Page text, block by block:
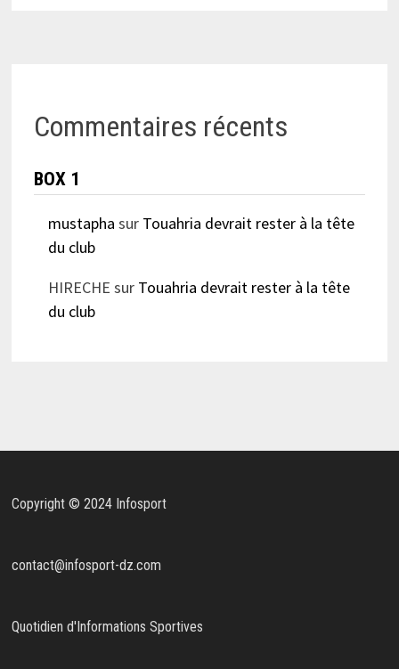
Commentaires récents
BOX 1
mustapha sur Touahria devrait rester à la tête
du club
HIRECHE sur Touahria devrait rester à la tête
du club
Copyright © 2024 Infosport
contact@infosport-dz.com
Quotidien d'Informations Sportives